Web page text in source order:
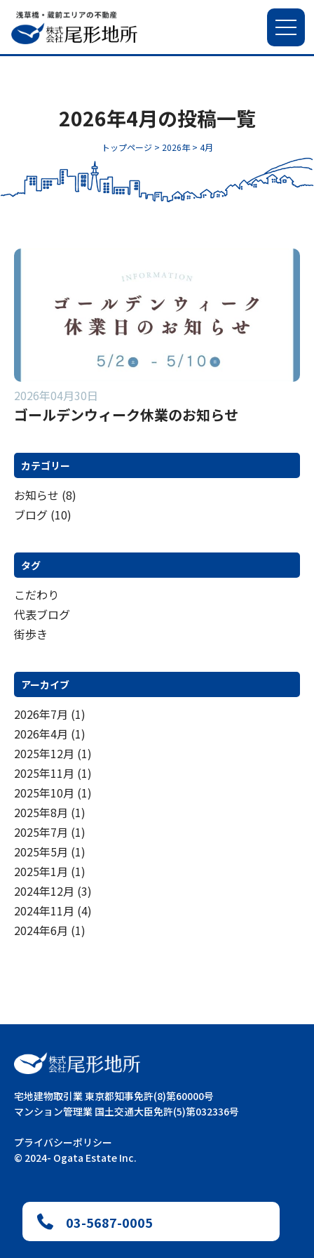
2026年4月の投稿一覧
トップページ > 2026年> 4月
2026年04月30日
ゴールデンウィーク休業のお知らせ
カテゴリー
お知らせ (8)
ブログ (10)
タグ
こだわり
代表ブログ
街歩き
アーカイブ
2026年7月 (1)
2026年4月 (1)
2025年12月 (1)
2025年11月 (1)
2025年10月 (1)
2025年8月 (1)
2025年7月 (1)
2025年5月 (1)
2025年1月 (1)
2024年12月 (3)
2024年11月 (4)
2024年6月 (1)
宅地建物取引業 東京都知事免許(8)第60000号
マンション管理業 国土交通大臣免許(5)第032336号
プライバシーポリシー
©︎ 2024- Ogata Estate Inc.
03-5687-0005